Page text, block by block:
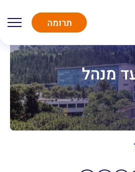
תרומה
מנהל